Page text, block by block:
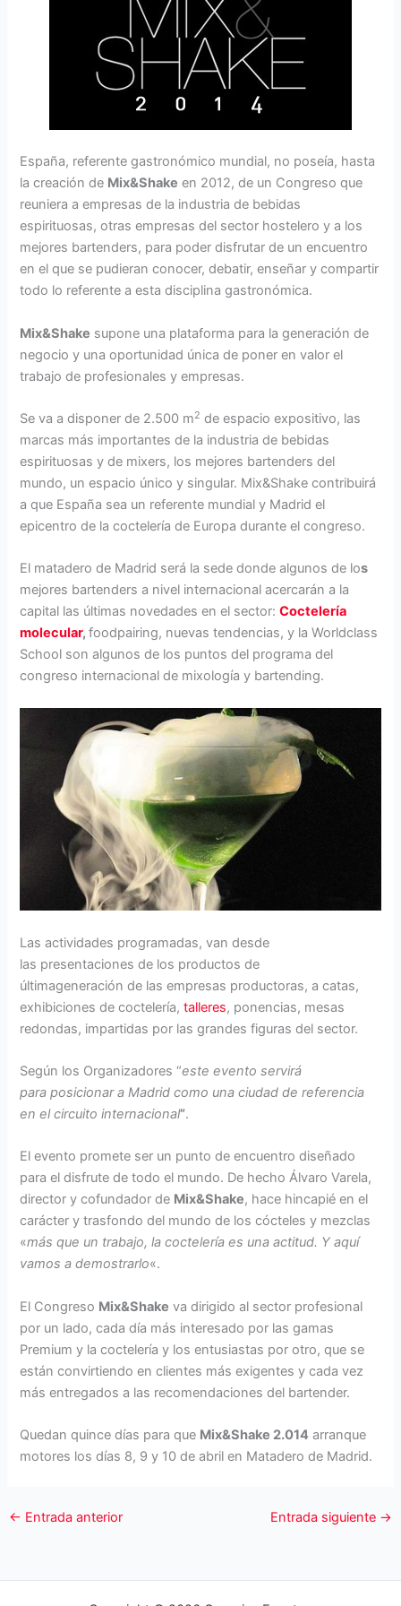
España, referente gastronómico mundial, no poseía, hasta
la creación de Mix&Shake en 2012, de un Congreso que
reuniera a empresas de la industria de bebidas
espirituosas, otras empresas del sector hostele­ro y a los
mejores bartenders, para poder disfrutar de un encuentro
en el que se pudieran conocer, debatir, enseñar y compartir
todo lo refe­rente a esta disciplina gastronómica.
Mix&Shake supone una plataforma para la generación de
negocio y una oportunidad única de poner en valor el
trabajo de profesionales y empresas.
Se va a disponer de 2.500 m2 de espacio expositivo, las
marcas más importantes de la industria de bebidas
espirituosas y de mixers, los mejores bartenders del
mundo, un espacio único y singular. Mix&Shake contribuirá
a que España sea un referente mundial y Madrid el
epicentro de la coctelería de Europa durante el congreso.
El matadero de Madrid será la sede donde algunos de los
mejores bartenders a nivel internacional acercarán a la
capital las últimas novedades en el sector:Coctelería
molecular,foodpairing, nuevas tendencias, y la Worldclass
School son algunos de los puntos del programa del
congreso internacional de mixología y bartending.
Las actividades programadas, van desde
las presentaciones de los productos de
últimageneración de las empresas productoras, a catas,
exhibiciones de coctelería,talleres, ponencias, mesas
redondas, impartidas por las grandes figuras del sector.
Según los Organizadores “este evento servirá
para posicionar a Madrid como una ciudad de referencia
en el circuito internacional”.
El evento promete ser un punto de encuentro diseñado
para el disfrute de todo el mundo. De hecho Álvaro Varela,
director y cofundador de Mix&Shake, hace hincapié en el
carácter y trasfondo del mundo de los cócteles y mezclas
«más que un trabajo, la coctelería es una actitud. Y aquí
vamos a demostrarlo«.
El Congreso Mix&Shake va dirigido al sector profesional
por un lado, cada día más interesado por las gamas
Premium y la coctelería y los entusiastas por otro, que se
están convirtiendo en clientes más exigentes y cada vez
más entregados a las recomendaciones del bartender.
Quedan quince días para que Mix&Shake 2.014 arranque
motores los días 8, 9 y 10 de abril en Matadero de Madrid.
← Entrada anterior Entrada siguiente →